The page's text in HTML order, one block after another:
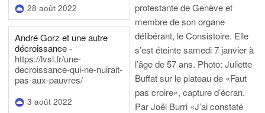
28 août 2022
André Gorz et une autre
décroissance -
https://lvsl.fr/une-
decroissance-qui-ne-nuirait-
pas-aux-pauvres/
3 août 2022
protestante de Genève et
membre de son organe
délibérant, le Consistoire. Elle
s’est éteinte samedi 7 janvier à
l’âge de 57 ans. Photo: Juliette
Buffat sur le plateau de «Faut
pas croire», capture d’écran.
Par Joël Burri «J’ai constaté